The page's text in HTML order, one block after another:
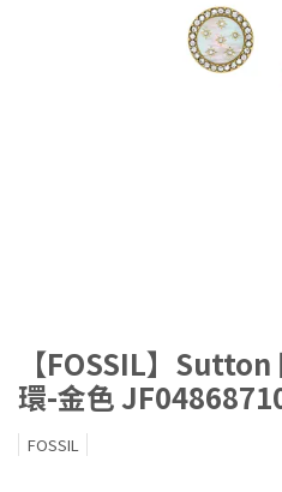
【FOSSIL】
環-金色
FOSSIL